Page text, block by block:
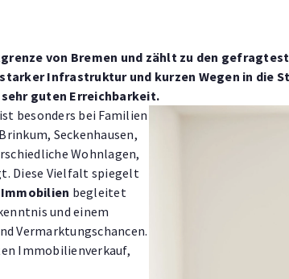
von Bremen und zählt zu den
Infrastruktur und kurzen Wegen in die
guten Erreichbarkeit.
besonders bei Familien
Seckenhausen,
Wohnlagen,
Diese Vielfalt spiegelt
Immobilien begleitet
und einem
Vermarktungschancen.
Immobilienverkauf,